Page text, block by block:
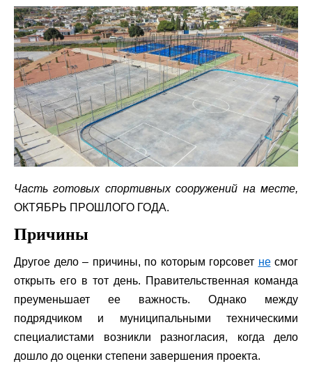
Часть готовых спортивных сооружений на месте,
ОКТЯБРЬ ПРОШЛОГО ГОДА.
Причины
Другое дело – причины, по которым горсовет несмог
открыть его в тот день. Правительственная команда
преуменьшает ее важность. Однако между
подрядчиком и муниципальными техническими
специалистами возникли разногласия, когда дело
дошло до оценки степени завершения проекта.